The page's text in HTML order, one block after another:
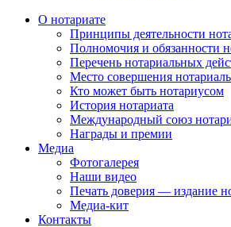
О нотариате
Принципы деятельности
Полномочия и обязанности
Перечень нотариальных
Место совершения
Кто может быть нотариусом
История нотариата
Международный союз
Награды и премии
Медиа
Фотогалерея
Наши видео
Печать доверия — издание
Медиа-кит
Контакты